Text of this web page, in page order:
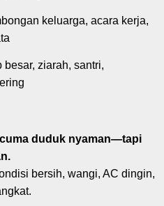
keluarga, acara kerja,
besar, ziarah, santri,
duduk nyaman—tapi
bersih, wangi, AC dingin,